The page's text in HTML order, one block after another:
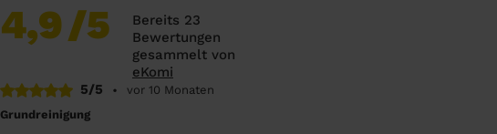
4,9/5
Bereits 23
Bewertungen
gesammelt von
eKomi
5/5
•
vor 10 Monaten
Grundreinigung